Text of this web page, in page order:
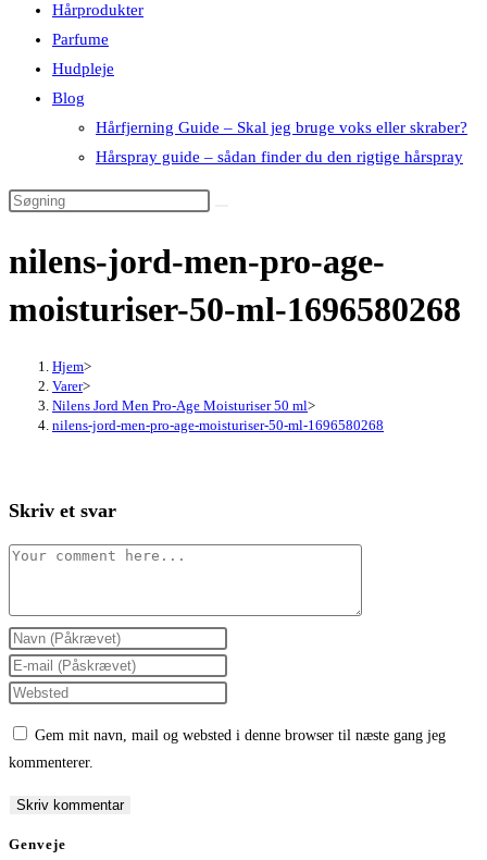
Hårprodukter
Parfume
Hudpleje
Blog
Hårfjerning Guide – Skal jeg bruge voks eller skraber?
Hårspray guide – sådan finder du den rigtige hårspray
nilens-jord-men-pro-age-
moisturiser-50-ml-1696580268
Hjem>
Varer>
Nilens Jord Men Pro-Age Moisturiser 50 ml>
nilens-jord-men-pro-age-moisturiser-50-ml-1696580268
Skriv et svar
Comment
Enter
your
name
comment
Enter
your
comment
Enter
(optional)
Gem mit navn, mail og websted i denne browser til næste gang jeg
kommenterer.
Genveje